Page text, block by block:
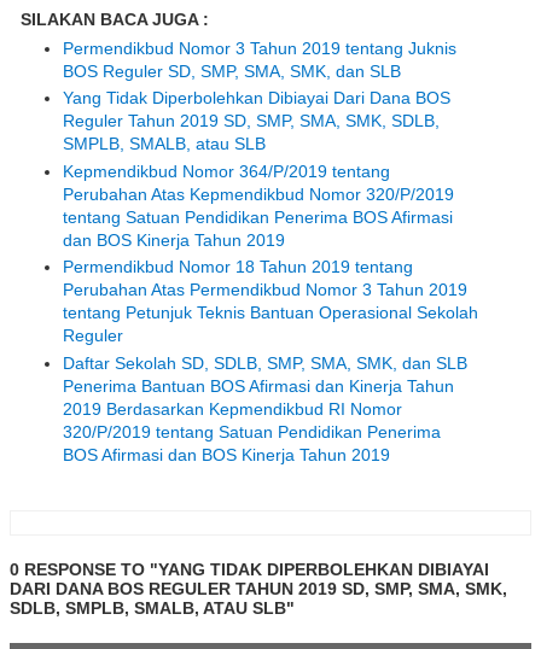
SILAKAN BACA JUGA :
Permendikbud Nomor 3 Tahun 2019 tentang Juknis
BOS Reguler SD, SMP, SMA, SMK, dan SLB
Yang Tidak Diperbolehkan Dibiayai Dari Dana BOS
Reguler Tahun 2019 SD, SMP, SMA, SMK, SDLB,
SMPLB, SMALB, atau SLB
Kepmendikbud Nomor 364/P/2019 tentang
Perubahan Atas Kepmendikbud Nomor 320/P/2019
tentang Satuan Pendidikan Penerima BOS Afirmasi
dan BOS Kinerja Tahun 2019
Permendikbud Nomor 18 Tahun 2019 tentang
Perubahan Atas Permendikbud Nomor 3 Tahun 2019
tentang Petunjuk Teknis Bantuan Operasional Sekolah
Reguler
Daftar Sekolah SD, SDLB, SMP, SMA, SMK, dan SLB
Penerima Bantuan BOS Afirmasi dan Kinerja Tahun
2019 Berdasarkan Kepmendikbud RI Nomor
320/P/2019 tentang Satuan Pendidikan Penerima
BOS Afirmasi dan BOS Kinerja Tahun 2019
0 RESPONSE TO "YANG TIDAK DIPERBOLEHKAN DIBIAYAI
DARI DANA BOS REGULER TAHUN 2019 SD, SMP, SMA, SMK,
SDLB, SMPLB, SMALB, ATAU SLB"